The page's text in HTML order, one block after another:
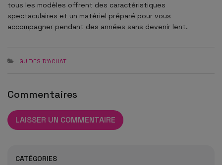
tous les modèles offrent des caractéristiques
spectaculaires et un matériel préparé pour vous
accompagner pendant des années sans devenir lent.
GUIDES D'ACHAT
Commentaires
LAISSER UN COMMENTAIRE
CATÉGORIES